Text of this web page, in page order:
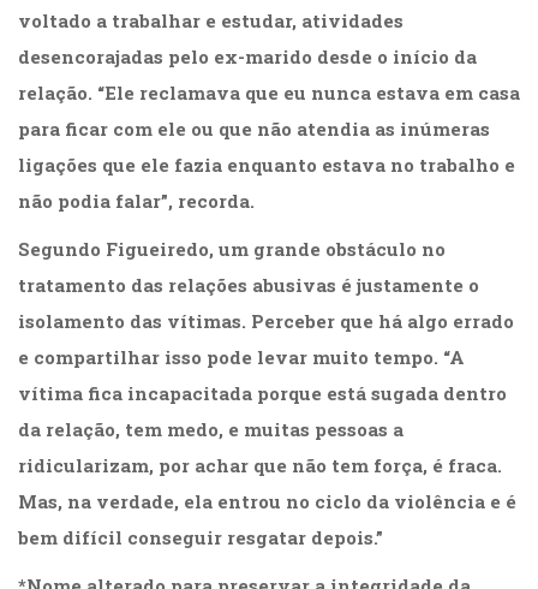
voltado a trabalhar e estudar, atividades
desencorajadas pelo ex-marido desde o início da
relação. “Ele reclamava que eu nunca estava em casa
para ficar com ele ou que não atendia as inúmeras
ligações que ele fazia enquanto estava no trabalho e
não podia falar”, recorda.
Segundo Figueiredo, um grande obstáculo no
tratamento das relações abusivas é justamente o
isolamento das vítimas. Perceber que há algo errado
e compartilhar isso pode levar muito tempo. “A
vítima fica incapacitada porque está sugada dentro
da relação, tem medo, e muitas pessoas a
ridicularizam, por achar que não tem força, é fraca.
Mas, na verdade, ela entrou no ciclo da violência e é
bem difícil conseguir resgatar depois.”